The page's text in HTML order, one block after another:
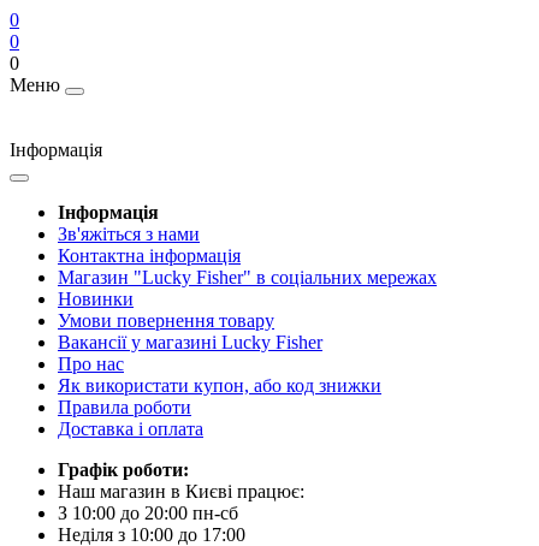
0
0
0
Меню
Інформація
Інформація
Зв'яжіться з нами
Контактна інформація
Магазин "Lucky Fisher" в соціальних мережах
Новинки
Умови повернення товару
Вакансії у магазині Lucky Fisher
Про нас
Як використати купон, або код знижки
Правила роботи
Доставка і оплата
Графік роботи:
Наш магазин в Києві працює:
З 10:00 до 20:00 пн-сб
Неділя з 10:00 до 17:00